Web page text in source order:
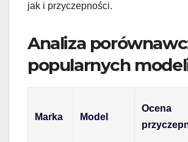
jak i przyczepności.
Analiza
popularnych
Marka Model
Ocena